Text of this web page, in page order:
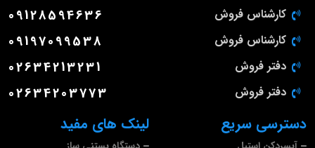
لینک های مفید دسترسی سریع
کارشناس فروش 09128594636
کارشناس فروش 09197099538
دفتر فروش 02634213231
دفتر فروش 02634203773